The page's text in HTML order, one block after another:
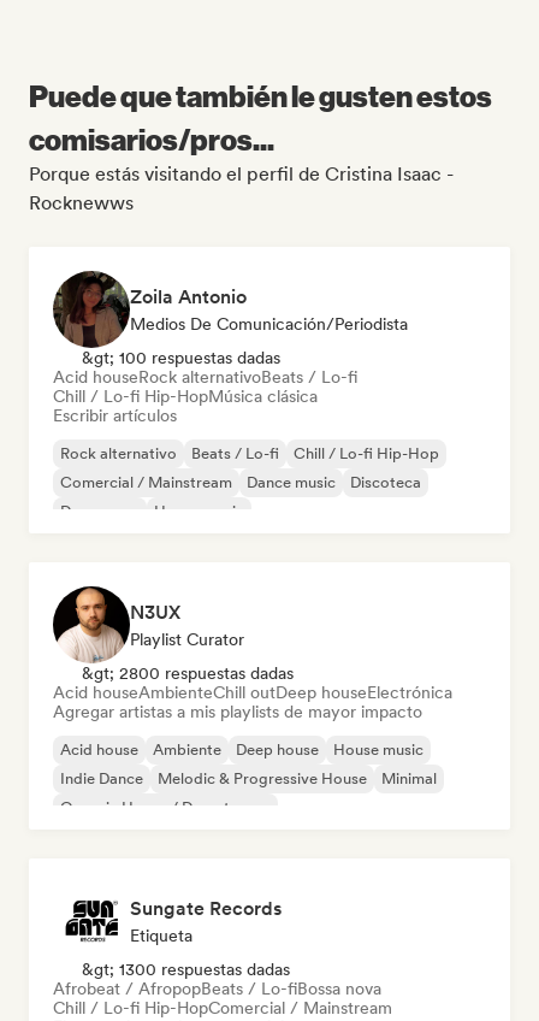
Puede que también le gusten estos
comisarios/pros...
Porque estás visitando el perfil de Cristina Isaac -
Rocknewws
Zoila Antonio
Medios De Comunicación/Periodista
&gt; 100 respuestas dadas
Acid houseRock alternativoBeats / Lo-fi
Chill / Lo-fi Hip-HopMúsica clásica
Escribir artículos
Rock alternativo Beats / Lo-fi
Chill / Lo-fi Hip-Hop
Comercial / Mainstream
Dance music
Discoteca
Dream pop
House music
N3UX
Playlist Curator
&gt; 2800 respuestas dadas
Acid houseAmbienteChill outDeep houseElectrónica
Agregar artistas a mis playlists de mayor impacto
Acid house Ambiente Deep house
House music
Indie Dance
Melodic & Progressive House
Minimal
Organic House / Downtempo
Sungate Records
Etiqueta
&gt; 1300 respuestas dadas
Afrobeat / AfropopBeats / Lo-fiBossa nova
Chill / Lo-fi Hip-HopComercial / Mainstream